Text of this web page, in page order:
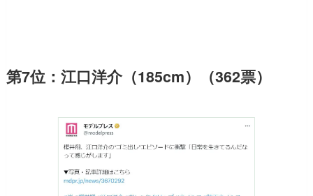
第7位：江口洋介（185cm）（362票）